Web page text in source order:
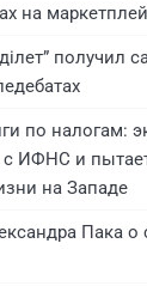
на
получил
по налогам:
ИФНС и
на Западе
Пака о